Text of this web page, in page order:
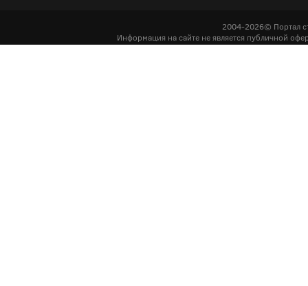
2004-2026© Портал
Информация на сайте не является публичной